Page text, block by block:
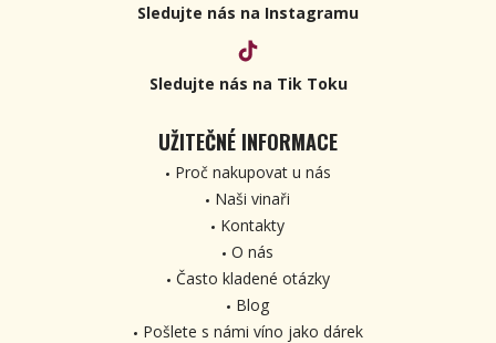
Sledujte nás na Instagramu
Sledujte nás na Tik Toku
UŽITEČNÉ INFORMACE
Proč nakupovat u nás
Naši vinaři
Kontakty
O nás
Často kladené otázky
Blog
Pošlete s námi víno jako dárek